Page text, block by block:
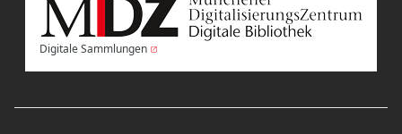
Digitale Sammlungen